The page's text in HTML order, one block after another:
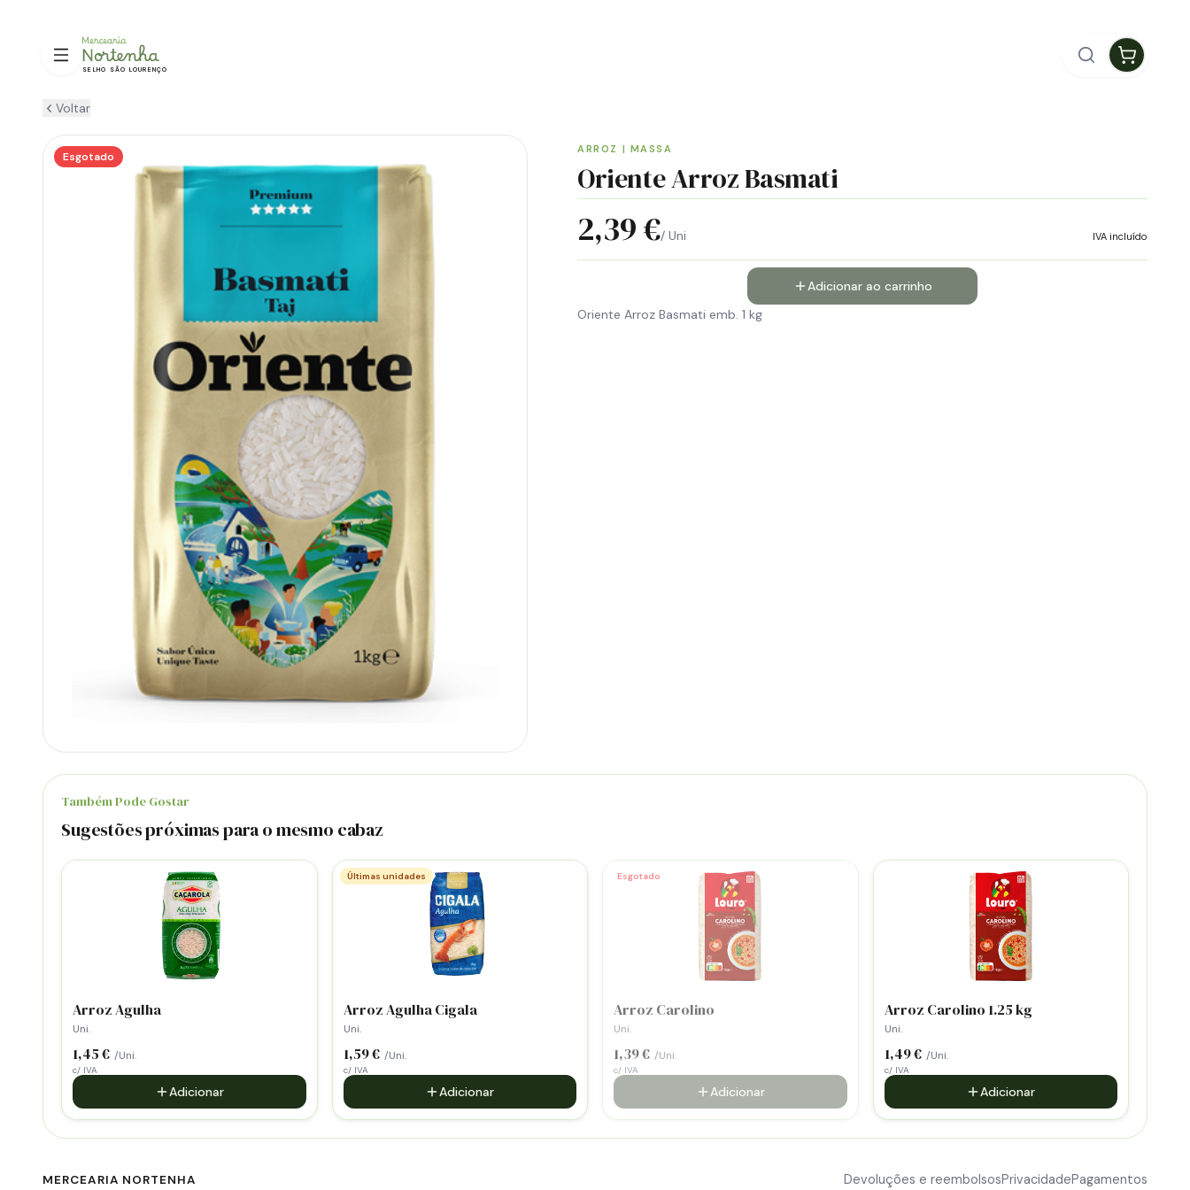
SELHO SÃO LOURENÇO
Voltar
Esgotado
ARROZ | MASSA
Oriente Arroz Basmati
2,39 €/ Uni IVA incluído
Adicionar ao carrinho
Oriente Arroz Basmati emb. 1 kg
Também Pode Gostar
Sugestões próximas para o mesmo cabaz
Arroz Agulha
Uni.
1,45 € /Uni.
c/ IVA
Adicionar
Últimas unidades
Arroz Agulha Cigala
Uni.
1,59 € /Uni.
c/ IVA
Adicionar
Esgotado
Arroz Carolino
Uni.
1,39 € /Uni.
c/ IVA
Adicionar
Arroz Carolino 1.25 kg
Uni.
1,49 € /Uni.
c/ IVA
Adicionar
MERCEARIA NORTENHA Devoluções e reembolsosPrivacidadePagamentos